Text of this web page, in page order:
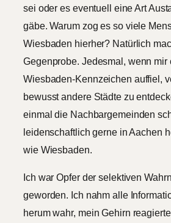
sei oder es eventuell eine Art
gäbe. Warum zog es so viele
Wiesbaden hierher? Natürlich
Gegenprobe. Jedesmal, wenn mir
Wiesbaden-Kennzeichen auffiel,
bewusst andere Städte zu
einmal die Nachbargemeinden
leidenschaftlich gerne in Aachen
wie Wiesbaden.
Ich war Opfer der selektiven
geworden. Ich nahm alle
herum wahr, mein Gehirn